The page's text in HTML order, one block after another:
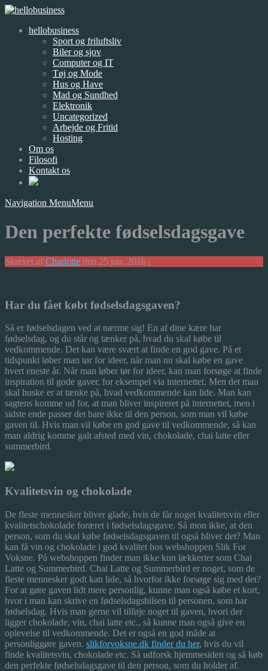
hellobusiness
Sport og friluftsliv
Biler og sjov
Computer og IT
Tøj og Mode
Hus og Have
Mad og Sundhed
Elektronik
Uncategorized
Arbejde og Fritid
Hosting
Om os
Filosofi
Kontakt os
Navigation MenuMenu
Den perfekte fødselsdagsgave
Skrevet af Charlotte den 25 jan, 2016 |
Har du fået købt fødselsdagsgaven?
Så er fødselsdagen ved at nærme sig! En af dine kære har
fødselsdag, og du står og tænker på, hvad du skal købe til
vedkommende. Det kan være svært at finde en god gave. På et
tidspunkt løber man tør for ideer, når man nu skal købe en gave
hvert eneste år. Når man løber tør for ideer, kan man forsøge at finde
inspiration til gode gaver, for eksempel via internettet. Men det man
skal huske er at tænke på, hvad vedkommende kan lide. Man kan
sagtens komme ud for, at man bliver inspireret på internettet, men i
sidste ende passer det bare ikke til den person, som man vil købe
gaven til. Hvis man vil købe en god gave til vedkommende, så kan
man aldrig komme galt afsted med vin, chokolade, chai latte eller
summerbird.
Kvalitetsvin og chokolade
De fleste mennesker bliver glade, hvis de får noget kvalitetsvin eller
kvalitetschokolade foræret i fødselsdagsgave. Så mon ikke, at den
person, som du skal købe fødselsdagsgaven til også bliver det? Man
kan få vin og chokolade i god kvalitet hos webshoppen Slik For
Voksne. På webshoppen finder man ikke kun lækkerier som Chai
Latte og Summerbird. Chai Latte og Summerbird er noget, som de
fleste mennesker godt kan lide, så hvorfor ikke forsøge sig med det?
For at gøre gaven lidt mere personlig, kunne man også købe et kort,
hvor i man kan skrive en fødselsdagshilsen til personen, som har
fødselsdag. Hvis man gerne vil tilføje noget til gaven, hvori der
ligger chokolade, vin, chai latte etc., så kunne man også give en
oplevelse til vedkommende. Det er også en god måde at
personliggøre gaven. slikforvoksne.dk finder du her, hvis du vil
finde kvalitetsvin, chokolade etc. Så udforsk hjemmesiden og så køb
den perfekte fødselsdagsgave til den person, som du holder af.